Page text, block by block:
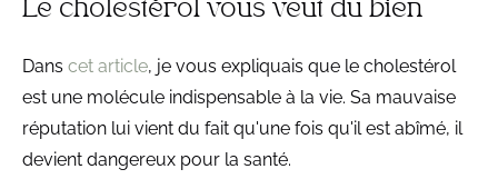
Le cholestérol vous veut du bien
Dans cet article, je vous expliquais que le cholestérol
est une molécule indispensable à la vie. Sa mauvaise
réputation lui vient du fait qu'une fois qu'il est abîmé, il
devient dangereux pour la santé.